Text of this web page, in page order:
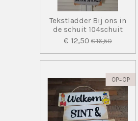
Tekstladder Bij ons in
de schuit 104schuit
€ 12,50 € 16,50
OP=OP